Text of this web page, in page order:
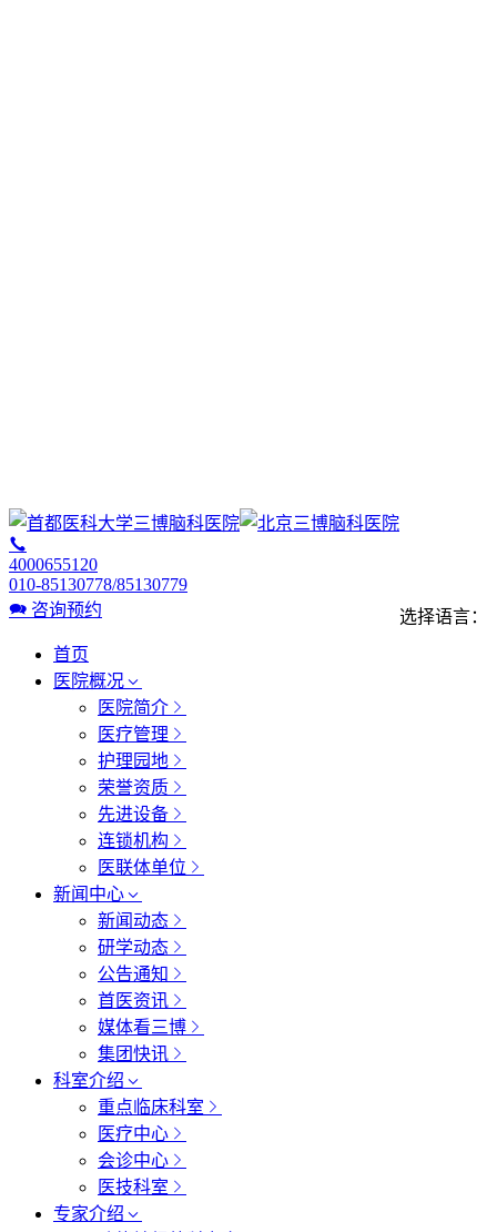
4000655120
010-85130778/85130779
咨询预约
选择语言：
首页
医院概况
医院简介
医疗管理
护理园地
荣誉资质
先进设备
连锁机构
医联体单位
新闻中心
新闻动态
研学动态
公告通知
首医资讯
媒体看三博
集团快讯
科室介绍
重点临床科室
医疗中心
会诊中心
医技科室
专家介绍